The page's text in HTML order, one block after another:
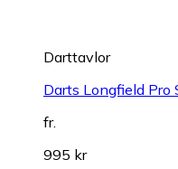
Darttavlor
Darts Longfield Pro
fr.
995 kr